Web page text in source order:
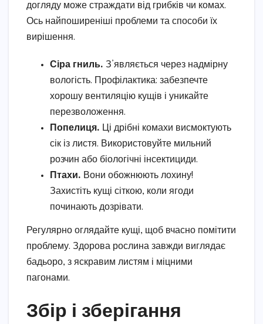
догляду може страждати від грибків чи комах.
Ось найпоширеніші проблеми та способи їх
вирішення.
Сіра гниль. З’являється через надмірну
вологість. Профілактика: забезпечте
хорошу вентиляцію кущів і уникайте
перезволоження.
Попелиця. Ці дрібні комахи висмоктують
сік із листя. Використовуйте мильний
розчин або біологічні інсектициди.
Птахи. Вони обожнюють лохину!
Захистіть кущі сіткою, коли ягоди
починають дозрівати.
Регулярно оглядайте кущі, щоб вчасно помітити
проблему. Здорова рослина завжди виглядає
бадьоро, з яскравим листям і міцними
пагонами.
Збір і зберігання